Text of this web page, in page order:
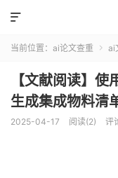

当前位置： ai论文查重  ai
【文献阅读】
生成集成物料清
2025-04-17 阅读(2) 评